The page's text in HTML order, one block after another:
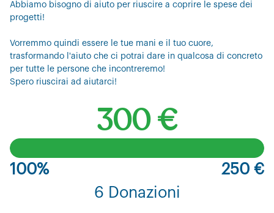
Abbiamo bisogno di aiuto per riuscire a coprire le spese dei
progetti!
Vorremmo quindi essere le tue mani e il tuo cuore,
trasformando l'aiuto che ci potrai dare in qualcosa di concreto
per tutte le persone che incontreremo!
Spero riuscirai ad aiutarci!
300 €
100%
250 €
6 Donazioni